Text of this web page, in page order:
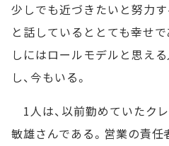
少しでも近づきたいと努力
と話しているととても幸せ
しにはロールモデルと思え
し、今もいる。
1人は、以前勤めていたク
敏雄さんである。営業の責任